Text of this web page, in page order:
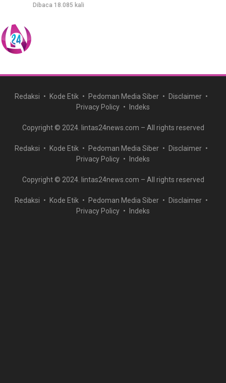
Dibaca 18.085 kali
Redaksi Kode Etik Pedoman Media Siber
Disclaimer
Privacy Policy
Indeks
Copyright © 2024. lintas24news.com – All rights reserved
Redaksi Kode Etik Pedoman Media Siber
Disclaimer
Privacy Policy
Indeks
Copyright © 2024. lintas24news.com – All rights reserved
Redaksi Kode Etik Pedoman Media Siber
Disclaimer
Privacy Policy
Indeks